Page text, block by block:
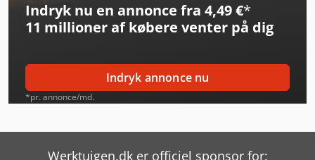
Matsuura H.plus-300
Matsuura H.plus-630
Matsuura Lumex Avance-25
Metallkraft Fsm 2550
Indryk nu en annonce fra 4,49 €*
11 millioner af købere venter på dig
Indryk annonce nu
*pr. annonce/md.
Werktuigen.dk er officiel sponsor for: